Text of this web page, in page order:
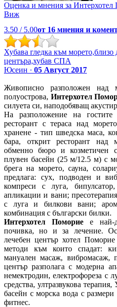
Оценка и мнения за Интерхотел
Виж
3.50 / 5.00от 16 мнения и
Хубава гледка към морето,близо
центъра,хубав СПА
Юсеин · 05 Август 2017
Живописно разположен над
полуострова, Интерхотел
силуета си, наподобяващ
На разположение на
ресторант с тераса над
хранене - тип шведска маса,
бара, открит ресторант над
обменно бюро и козметичен
плувен басейн (25 м/12.5 м) с
брега на морето, сауна,
предлага: сух, подводен и
компреси с луга,
апликации и вани;
с луга и билкови вани;
комбинация с български билки.
Интерхотел Помориее най-
почивка, но и за лечение.
лечебен център хотел
методи към които спадат:
мануален масаж, вибромасаж,
център разполага с модерна
немектродин, електрофореза с
средства, ултразвукова
басейн с морска вода с
фитнес.